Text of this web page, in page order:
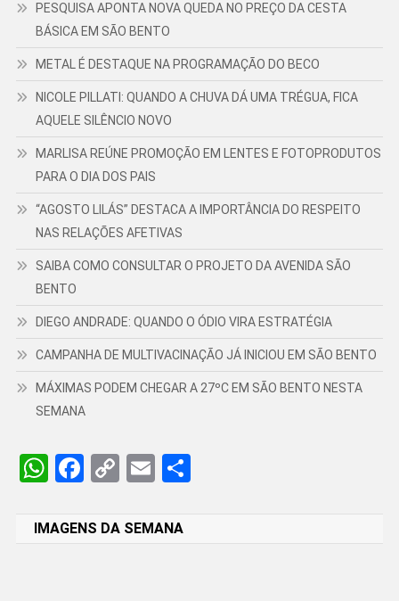
PESQUISA APONTA NOVA QUEDA NO PREÇO DA CESTA
BÁSICA EM SÃO BENTO
METAL É DESTAQUE NA PROGRAMAÇÃO DO BECO
NICOLE PILLATI: QUANDO A CHUVA DÁ UMA TRÉGUA, FICA
AQUELE SILÊNCIO NOVO
MARLISA REÚNE PROMOÇÃO EM LENTES E FOTOPRODUTOS
PARA O DIA DOS PAIS
“AGOSTO LILÁS” DESTACA A IMPORTÂNCIA DO RESPEITO
NAS RELAÇÕES AFETIVAS
SAIBA COMO CONSULTAR O PROJETO DA AVENIDA SÃO
BENTO
DIEGO ANDRADE: QUANDO O ÓDIO VIRA ESTRATÉGIA
CAMPANHA DE MULTIVACINAÇÃO JÁ INICIOU EM SÃO BENTO
MÁXIMAS PODEM CHEGAR A 27ºC EM SÃO BENTO NESTA
SEMANA
WhatsApp
Facebook
CopyEmail
IMAGENS DA SEMANA